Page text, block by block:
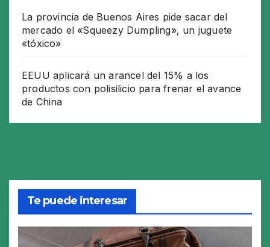
La provincia de Buenos Aires pide sacar del
mercado el «Squeezy Dumpling», un juguete
«tóxico»
EEUU aplicará un arancel del 15% a los
productos con polisilicio para frenar el avance
de China
Te puede interesar